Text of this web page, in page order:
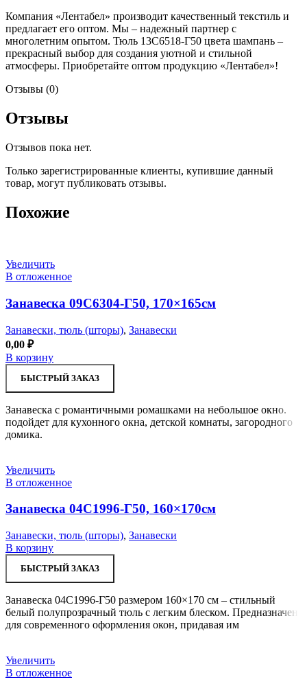
Компания «Лентабел» производит качественный текстиль и
предлагает его оптом. Мы – надежный партнер с
многолетним опытом. Тюль 13С6518-Г50 цвета шампань –
прекрасный выбор для создания уютной и стильной
атмосферы. Приобретайте оптом продукцию «Лентабел»!
Отзывы (0)
Отзывы
Отзывов пока нет.
Только зарегистрированные клиенты, купившие данный
товар, могут публиковать отзывы.
Похожие
Увеличить
В отложенное
Занавеска 09С6304-Г50, 170×165см
Занавески, тюль (шторы), Занавески
0,00 ₽
В корзину
БЫСТРЫЙ ЗАКАЗ
Занавеска с романтичными ромашками на небольшое окно.
подойдет для кухонного окна, детской комнаты, загородного
домика.
Увеличить
В отложенное
Занавеска 04С1996-Г50, 160×170см
Занавески, тюль (шторы), Занавески
В корзину
БЫСТРЫЙ ЗАКАЗ
Занавеска 04С1996-Г50 размером 160×170 см – стильный
белый полупрозрачный тюль с легким блеском. Предназначен
для современного оформления окон, придавая им
Увеличить
В отложенное